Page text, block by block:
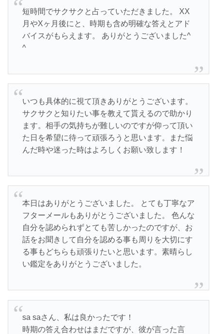
短時間でサクサクと占っていただきました。 XX
月やXヶ月後にと、時期も含め明確な答えとアド
バイスがもらえます。 ありがとうございました^
^
いつも具体的に視て頂きありがとうございます。
サクサクと知りたい事を教えて貰えるので助かり
ます。相手の気持ちが難しいのですが仰って頂い
た日を希望に待って頑張ろうと思います。また悩
んだ時や迷った時はよろしくお願い致します！
本日はありがとうございました。 とても丁寧なア
フターメールもありがとうございました。 色んな
自分を認められずとても苦しかったのですが、お
話をお聞きして自分を認める事も周りを大切にす
る事もどちらも頑張りたいと思います。素晴らし
い鑑定をありがとうございました。
sa saさん、私は良かったです！
時期の答え合わせはまだですが、彼が言った言